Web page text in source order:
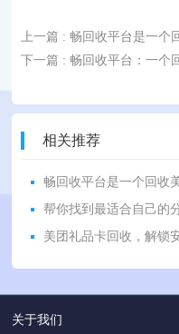
上一篇 : 畅回收平台是一个
下一篇 : 畅回收平台：一个
相关推荐
畅回收平台是一个回收
帮你找到最适合自己的
美团礼品卡回收，解锁
关于我们